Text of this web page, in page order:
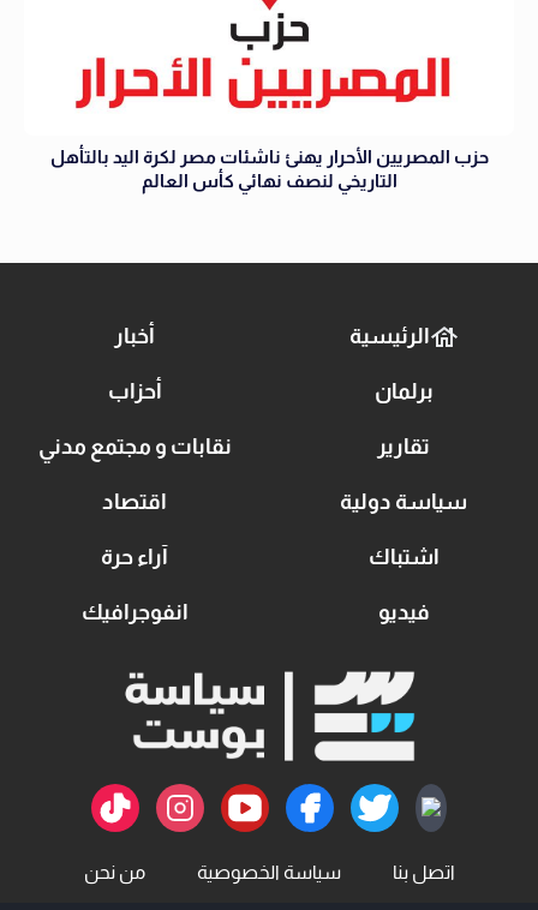
حزب المصريين الأحرار يهنئ ناشئات مصر لكرة اليد بالتأهل
التاريخي لنصف نهائي كأس العالم
الرئيسية أخبار
برلمان أحزاب
تقارير نقابات و مجتمع مدني
سياسة دولية اقتصاد
اشتباك آراء حرة
فيديو انفوجرافيك
اتصل بنا سياسة الخصوصية من نحن